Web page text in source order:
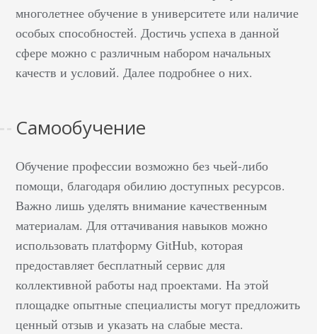
многолетнее обучение в университете или наличие
особых способностей. Достичь успеха в данной
сфере можно с различным набором начальных
качеств и условий. Далее подробнее о них.
Самообучение
Обучение профессии возможно без чьей-либо
помощи, благодаря обилию доступных ресурсов.
Важно лишь уделять внимание качественным
материалам. Для оттачивания навыков можно
использовать платформу GitHub, которая
предоставляет бесплатный сервис для
коллективной работы над проектами. На этой
площадке опытные специалисты могут предложить
ценный отзыв и указать на слабые места.